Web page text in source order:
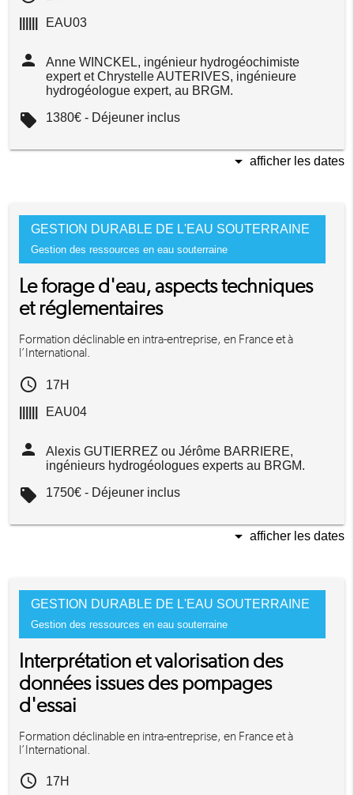
EAU03
person
Anne WINCKEL, ingénieur hydrogéochimiste
expert et Chrystelle AUTERIVES, ingénieure
hydrogéologue expert, au BRGM.
local_offer 1380€ - Déjeuner inclus
arrow_drop_down afficher les dates
GESTION DURABLE DE L'EAU SOUTERRAINE
Gestion des ressources en eau souterraine
Le forage d'eau, aspects techniques
et réglementaires
Formation déclinable en intra-entreprise, en France et à
l’International.
access_time
17H
EAU04
person
Alexis GUTIERREZ ou Jérôme BARRIERE,
ingénieurs hydrogéologues experts au BRGM.
local_offer 1750€ - Déjeuner inclus
arrow_drop_down afficher les dates
GESTION DURABLE DE L'EAU SOUTERRAINE
Gestion des ressources en eau souterraine
Interprétation et valorisation des
données issues des pompages
d'essai
Formation déclinable en intra-entreprise, en France et à
l’International.
access_time 17H